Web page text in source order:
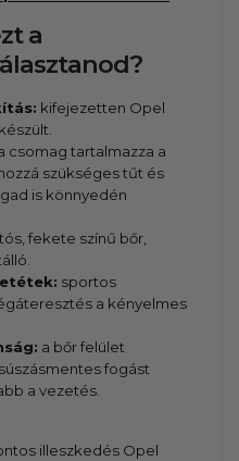
a
kifejezetten Opel
csomag tartalmazza a
szükséges tűt és
is könnyedén
fekete színű bőr,
sportos
a kényelmes
a bőr felület
fogást
a vezetés.
illeszkedés Opel